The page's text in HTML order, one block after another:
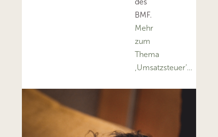
BMF.
Mehr
zum
Thema
‚Umsatzsteuer’…